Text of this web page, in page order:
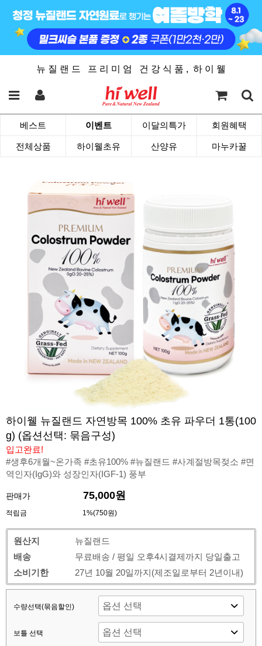
뉴 질 랜 드 프 리 미 엄 건 강 식 품 , 하 이 웰
베스트 이벤트 이달의특가 회원혜택
전체상품 하이웰초유 산양유 마누카꿀
하이웰 뉴질랜드 자연방목 100% 초유 파우더 1통(100
g) (옵션선택: 묶음구성)
입고완료!
#생후6개월~온가족 #초유100% #뉴질랜드 #사계절방목젖소 #면
역인자(IgG)와 성장인자(IGF-1) 풍부
판매가 75,000원
적립금 1%(750원)
원산지
뉴질랜드
배송
무료배송 / 평일 오후4시결제까지 당일출고
소비기한
27년 10월 20일까지(제조일로부터 2년이내)
수량선택(묶음할인)
보틀 선택